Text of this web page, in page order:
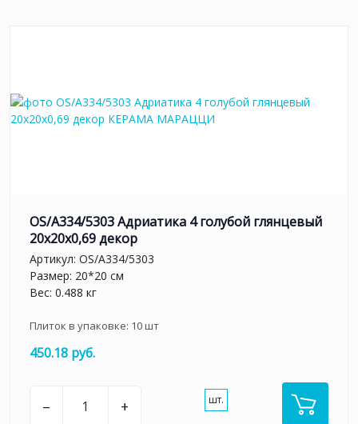
OS/A334/5303 Адриатика 4 голубой глянцевый
20x20x0,69 декор
Артикул: OS/A334/5303
Размер: 20*20 см
Вес: 0.488 кг
Плиток в упаковке: 10шт
450.18 руб.
– + шт.